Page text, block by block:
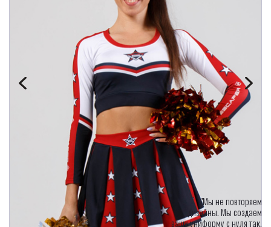
"Мы не повторяем
дизайны. Мы создаем
вашу униформу с нуля так,